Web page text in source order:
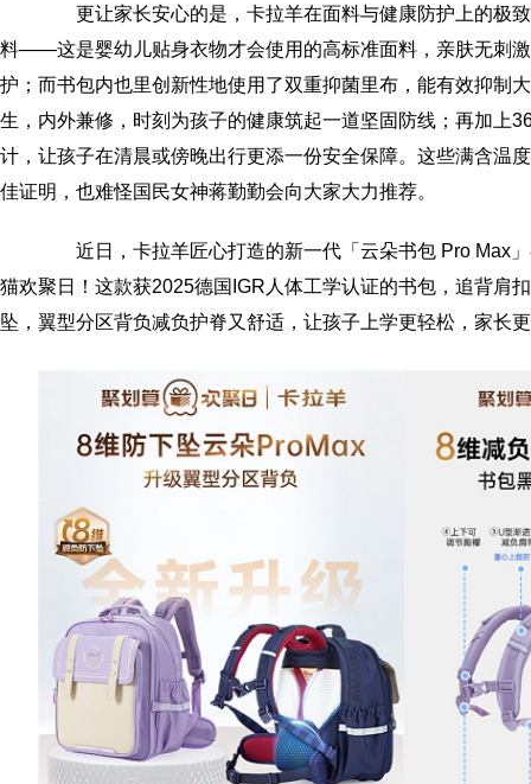
更让家长安心的是，卡拉羊在面料与健康防护上的极致
料——这是婴幼儿贴身衣物才会使用的高标准面料，亲肤无刺
护；而书包内也里创新性地使用了双重抑菌里布，能有效抑制
生，内外兼修，时刻为孩子的健康筑起一道坚固防线；再加上
计，让孩子在清晨或傍晚出行更添一份安全保障。这些满含温
佳证明，也难怪国民女神蒋勤勤会向大家大力推荐。
近日，卡拉羊匠心打造的新一代「云朵书包 Pro Max」
猫欢聚日！这款获2025德国IGR人体工学认证的书包，追背肩
坠，翼型分区背负减负护脊又舒适，让孩子上学更轻松，家长